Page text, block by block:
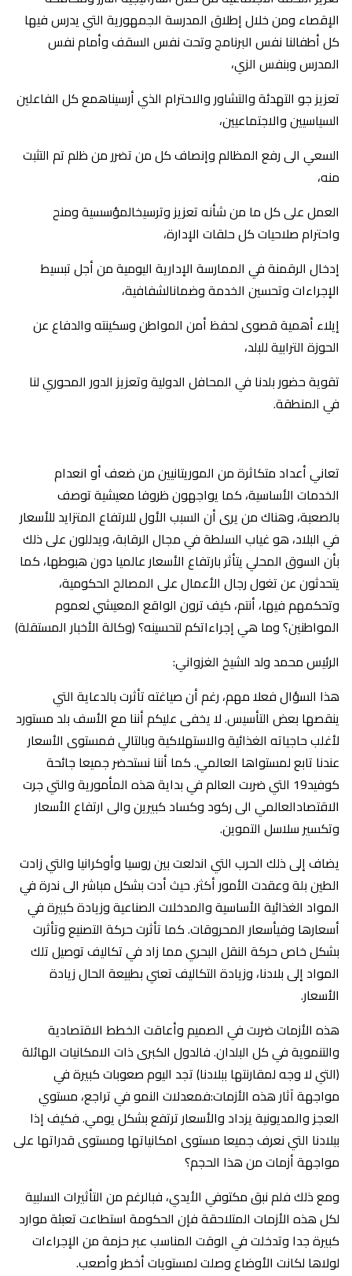
الإقصاء ومن خلال إطلاق المدرسة الجمهورية التي يدرس فيها
كل أطفالنا نفس البرنامج وتحت نفس السقف وأمام نفس
المدرس وبنفس الزي،
تعزيز جو التهدئة والتشاور والاحترام الذي أرسيناهمع كل الفاعلين
السياسيين والاجتماعيين،
السعي الى رفع المظالم وإنصاف كل من تضرر من ظلم تم التثبت
منه،
العمل على كل ما من شأنه تعزيز وترسيخالمؤسسية ومنح
واحترام صلاحيات كل حلقات الإدارة،
إدخال الرقمنة في الممارسة الإدارية اليومية من أجل تبسيط
الإجراءات وتحسين الخدمة وضمانالشفافية،
إيلاء أهمية قصوى لحفظ أمن المواطن وسكينته والدفاع عن
الحوزة الترابية للبلد،
تقوية حضور بلدنا في المحافل الدولية وتعزيز الدور المحوري لنا
في المنطقة.
تعاني أعداد متكاثرة من الموريتانيين من ضعف أو انعدام
الخدمات الأساسية، كما يواجهون ظروفا معيشية توصف
بالصعبة، وهناك من يرى أن السبب الأول للارتفاع المتزايد للأسعار
في البلاد، هو غياب السلطة في مجال الرقابة، ويدللون على ذلك
بأن السوق المحلي يتأثر بارتفاع الأسعار عالميا دون هبوطها، كما
يتحدثون عن تغول رجال الأعمال على المصالح الحكومية،
وتحكمهم فيها، أنتم، كيف ترون الواقع المعيشي لعموم
المواطنين؟ وما هي إجراءاتكم لتحسينه؟ (وكالة الأخبار المستقلة)
الرئيس محمد ولد الشيخ الغزواني:
‎هذا السؤال فعلا مهم، رغم أن صياغته تأثرت بالدعاية التي
ينقصها بعض التأسيس. لا يخفى عليكم أننا مع الأسف بلد مستورد
لأغلب حاجياته الغذائية والاستهلاكية وبالتالي فمستوى الأسعار
عندنا تابع لمستواها العالمي. كما أننا نستحضر جميعا جائحة
كوفيد19 التي ضربت العالم في بداية هذه المأمورية والتي جرت
الاقتصادالعالمي الى ركود وكساد كبيرين والى ارتفاع الأسعار
وتكسير سلاسل التموين.
يضاف إلى ذلك الحرب التي اندلعت بين روسيا وأوكرانيا والتي زادت
الطين بلة وعقدت الأمور أكثر. حيث أدت بشكل مباشر الى ندرة في
المواد الغذائية الأساسية والمدخلات الصناعية وزيادة كبيرة في
أسعارها وفيأسعار المحروقات. كما تأثرت حركة التصنيع وتأثرت
بشكل خاص حركة النقل البحري مما زاد في تكاليف توصيل تلك
المواد إلى بلادنا، وزيادة التكاليف تعني بطبيعة الحال زيادة
الأسعار.
هذه الأزمات ضربت في الصميم وأعاقت الخطط الاقتصادية
والتنموية في كل البلدان. فالدول الكبرى ذات الامكانيات الهائلة
(التي لا وجه لمقارنتها ببلادنا) تجد اليوم صعوبات كبيرة في
مواجهة آثار هذه الأزمات:فمعدلات النمو في تراجع، مستوي
العجز والمديونية يزداد والأسعار ترتفع بشكل يومي. فكيف إذا
ببلادنا التي نعرف جميعا مستوى امكانياتها ومستوى قدراتها على
مواجهة أزمات من هذا الحجم؟
ومع ذلك فلم نبق مكتوفي الأيدي، فبالرغم من التأثيرات السلبية
لكل هذه الأزمات المتلاحقة فإن الحكومة استطاعت تعبئة موارد
كبيرة جدا وتدخلت في الوقت المناسب عبر حزمة من الإجراءات
لولاها لكانت الأوضاع وصلت لمستويات أخطر وأصعب.